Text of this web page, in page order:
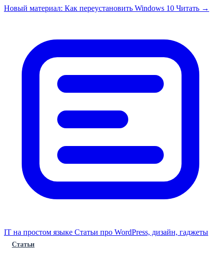
Перейти к содержимому
Новый материал: Как переустановить Windows 10 Читать →
IT на простом языке Статьи про WordPress, дизайн, гаджеты
Статьи